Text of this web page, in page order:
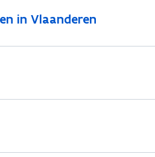
in Vlaanderen